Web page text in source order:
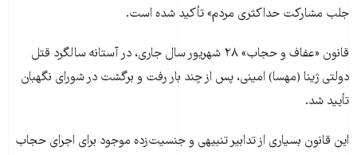
جلب مشارکت حداکثری مردم» تأکید شده است.
قانون «عفاف و حجاب» ۲۸ شهریور سال جاری، در آستانه سالگرد قتل
دولتی ژینا (مهسا) امینی، پس از چند بار رفت و برگشت در شورای نگهبان
تأیید شد.
این قانون بسیاری از تدابیر تنبیهی و جنسیت‌زده موجود برای اجرای حجاب